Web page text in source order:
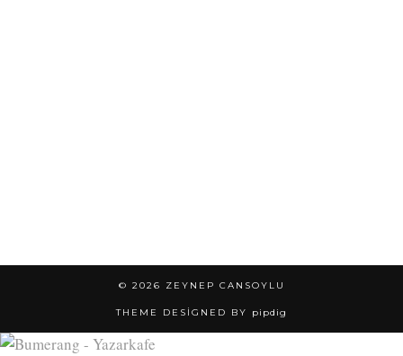
© 2026 ZEYNEP CANSOYLU
THEME DESIGNED BY pipdig